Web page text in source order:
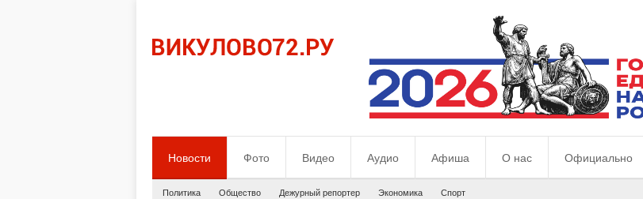
Новости Фото Видео Аудио Афиша О нас Официально
Политика Общество Дежурный репортер Экономика Спорт